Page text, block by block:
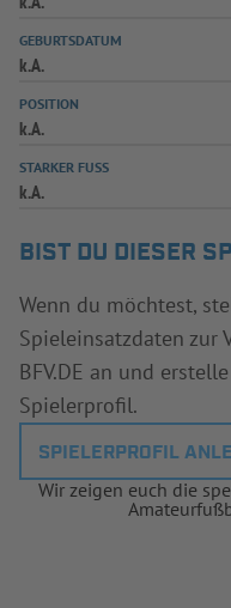
GEBURTSDATUM
k.A.
POSITION
k.A.
STARKER FUSS
k.A.
BIST DU DIESER
Wenn du möchtest,
Spieleinsatzdaten zur
BFV.DE an und
Spielerprofil.
SPIELERPROFIL
Wir zeigen euch die